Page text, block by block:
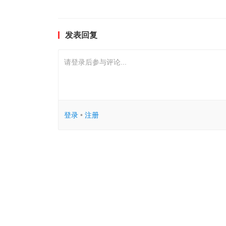
发表回复
请登录后参与评论...
登录• 注册